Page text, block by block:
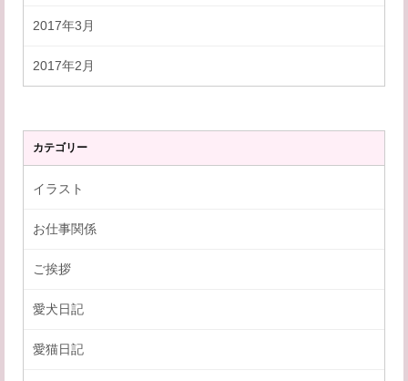
2017年3月
2017年2月
カテゴリー
イラスト
お仕事関係
ご挨拶
愛犬日記
愛猫日記